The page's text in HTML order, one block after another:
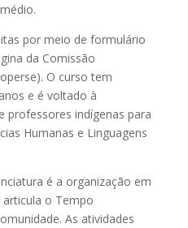
por meio de formulário
da Comissão
O curso tem
e é voltado à
professores indígenas para
Humanas e Linguagens
é a organização em
o Tempo
As atividades